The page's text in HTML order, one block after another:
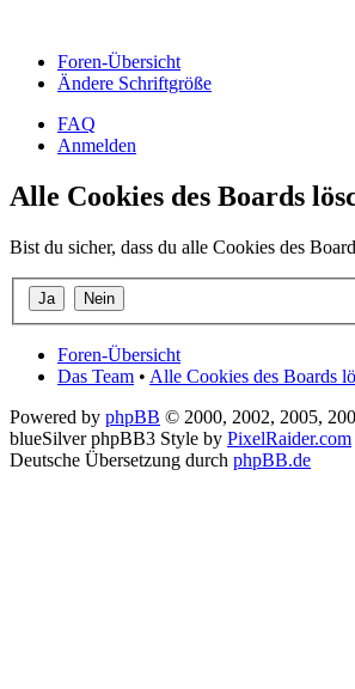
Foren-Übersicht
Ändere Schriftgröße
FAQ
Anmelden
Alle Cookies des Boards
Bist du sicher, dass du alle Cookies des
Foren-Übersicht
Das Team • Alle Cookies des Boards
Powered by phpBB © 2000, 2002, 2005,
blueSilver phpBB3 Style by PixelRaider.com
Deutsche Übersetzung durch phpBB.de